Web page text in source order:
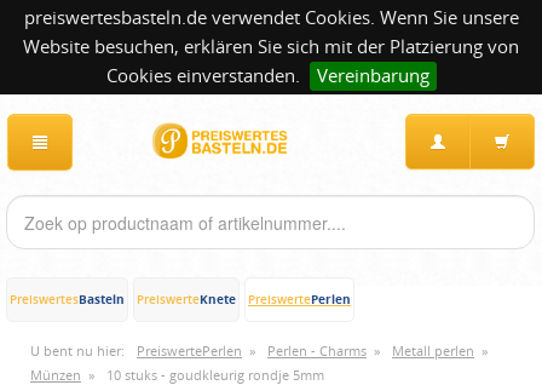
preiswertesbasteln.de verwendet Cookies. Wenn Sie unsere
Website besuchen, erklären Sie sich mit der Platzierung von
Cookies einverstanden.
Vereinbarung
PreiswertesBasteln PreiswerteKnete PreiswertePerlen
U bent nu hier: PreiswertePerlen » Perlen - Charms » Metall perlen »
Münzen » 10 stuks - goudkleurig rondje 5mm